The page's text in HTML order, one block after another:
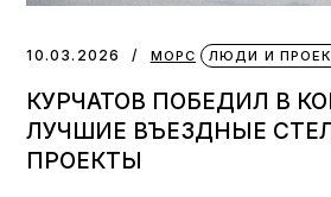
10.03.2026 МОРС ЛЮДИ И
КУРЧАТОВ ПОБЕДИЛ В
ЛУЧШИЕ ВЪЕЗДНЫЕ
ПРОЕКТЫ